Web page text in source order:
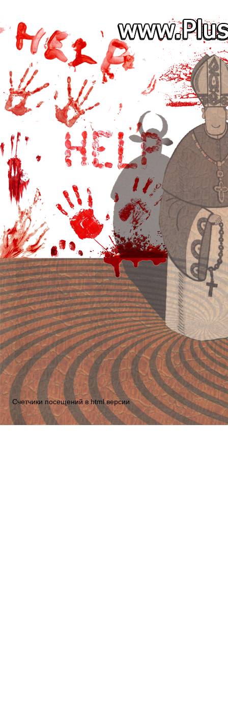
Счетчики посещений в html версии